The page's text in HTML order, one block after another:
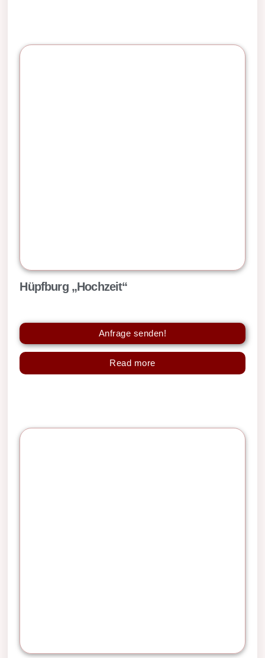
Hüpfburg „Hochzeit“
Anfrage senden!
Read more